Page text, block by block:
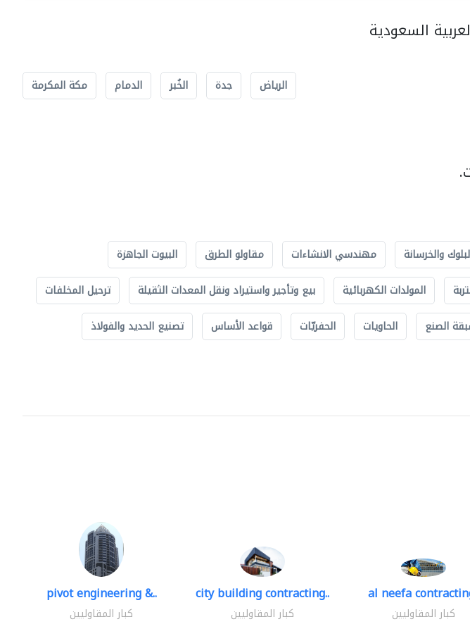
السعودية
الرياض جدة الخُبر الدمام مكة المكرمة
والخرسانة مهندسي الانشاءات مقاولو الطرق
البيوت الجاهزة
المولدات الكهربائية بيع وتأجير واستيراد ونقل المعدات الثقيلة
ترحيل المخلفات
الصنع الحاويات الحفريّات قواعد الأساس
تصنيع الحديد والفولاذ
pivot engineering &..
كبار المقاوليين
city building contracting..
كبار المقاوليين
al neefa
كبار المقاوليين